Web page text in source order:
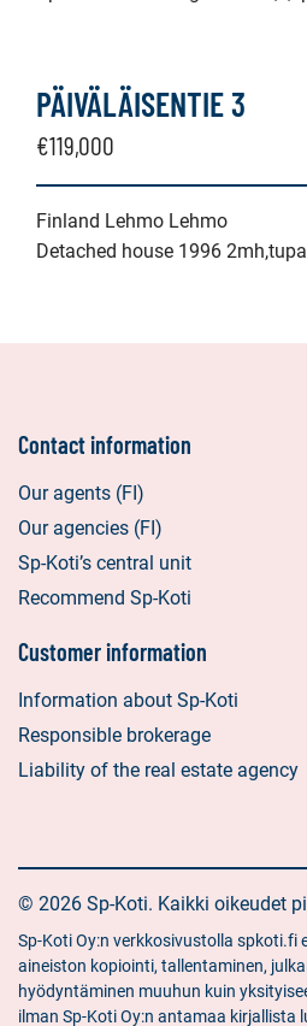
PÄIVÄLÄISENTIE 3
€119,000
Finland Lehmo Lehmo
Detached house 1996
Contact information
Our agents (FI)
Our agencies (FI)
Sp-Koti’s central unit
Recommend Sp-Koti
Customer information
Information about Sp-Koti
Responsible brokerage
Liability of the real estate agency
© 2026 Sp-Koti. Kaikki oikeudet
Sp-Koti Oy:n verkkosivustolla spkoti.fi
aineiston kopiointi, tallentaminen,
hyödyntäminen muuhun kuin
ilman Sp-Koti Oy:n antamaa kirjallista